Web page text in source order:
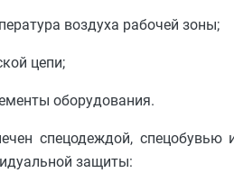
воздуха рабочей зоны;
цепи;
оборудования.
спецодеждой,
защиты: